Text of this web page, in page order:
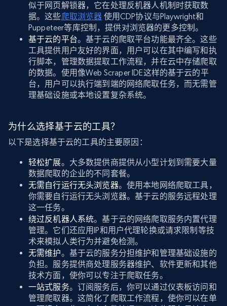
似于网页解锁器，它在处理反机器人机制时获取数
据。这些爬取浏览器 使用CDP协议与Playwright和
Puppeteer等库控制，提供对浏览器的更多控制。
基于云的平台。基于云的爬取平台功能最齐全。这些
工具提供用户友好的界面，用户可以在其中编写和执
行脚本，管理数据提取工作流程，并在云中存储爬取
的数据。使用像Web Scraper IDE这样的基于云的平
台，用户可以执行端到端的网络爬取任务，而无需管
理基础设施或本地设置复杂系统。
为什么选择基于云的工具？
以下是选择基于云的工具的主要原因：
轻松扩展。大多数提供商提供从小型计划到需要大量
数据爬取的企业的不同套餐。
无需自行运行无头浏览器。使用本地网络爬取工具，
你需要自行运行无头浏览器。基于云的服务远程处理
这一任务。
绕过反机器人系统。基于云的网络爬取服务内置代理
管理。它们还应用IP和用户代理轮换或请求限制等技
术来模拟人类行为并避免检测。
无需维护。基于云的服务分担维护和管理基础设施的
负担。服务提供商处理服务器维护、软件更新和其他
技术方面，使你可以专注于爬取任务。
一站式服务。订阅服务后，你可以通过仪表板访问和
管理爬取器。这简化了爬取工作流程，使你可以在单